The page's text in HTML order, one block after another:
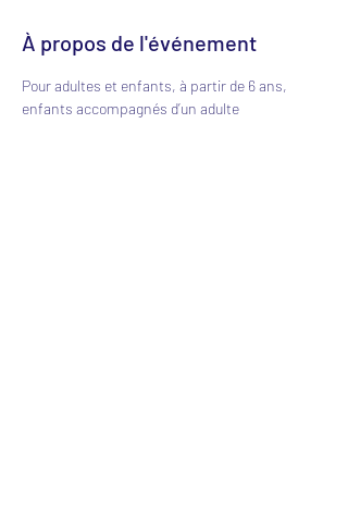
À propos de l'événement
Pour adultes et enfants, à partir de 6 ans,
enfants accompagnés d’un adulte